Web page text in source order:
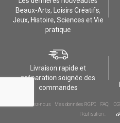
Beaux-Arts, Loisirs Créatifs,
Jeux, Histoire, Sciences et Vie
pratique
Livraison rapide et
préparation soignée des
commandes
Contactez-nous Mes données RGPD FAQ
Réalisation :